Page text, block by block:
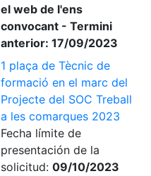
el web de l'ens
convocant - Termini
anterior: 17/09/2023
1 plaça de Tècnic de
formació en el marc del
Projecte del SOC Treball
a les comarques 2023
Fecha límite de
presentación de la
solicitud: 09/10/2023